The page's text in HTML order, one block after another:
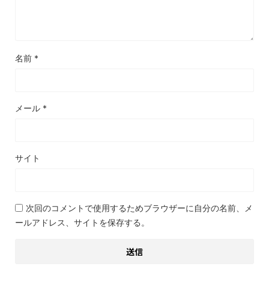
名前 *
メール *
サイト
次回のコメントで使用するためブラウザーに自分の名前、メ
ールアドレス、サイトを保存する。